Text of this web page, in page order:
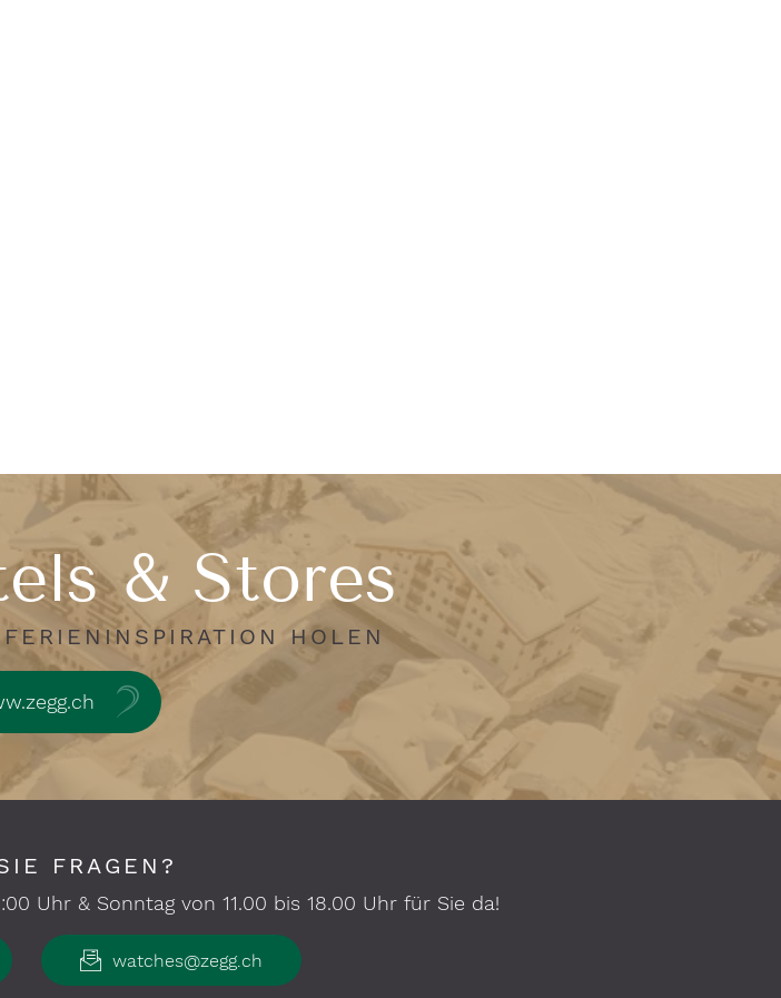
& Stores
HOLEN
FRAGEN?
Uhr & Sonntag von 11.00 bis 18.00 Uhr für Sie da!
watches@zegg.ch